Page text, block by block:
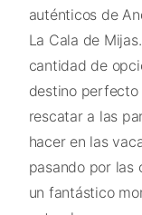
auténticos de
La Cala de
cantidad de
destino perfecto
rescatar a las
hacer en las
pasando por las
un fantástico